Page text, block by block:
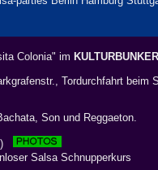
Colonia" im KULTURBUNKER
Tordurchfahrt beim
Son und Reggaeton.
Salsa Schnupperkurs